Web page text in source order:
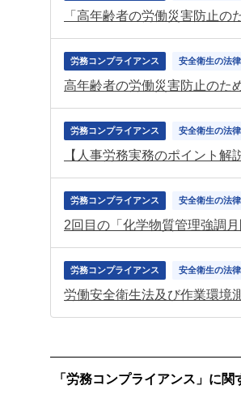
「高年齢者の労働災害防止の
労務コンプライアンス 安全衛生の法律
高年齢者の労働災害防止のた
労務コンプライアンス 安全衛生の法律
【人事労務実務のポイント
労務コンプライアンス 安全衛生の法律
2回目の「化学物質管理強調
労務コンプライアンス 安全衛生の法律
「労務コンプライアンス」に